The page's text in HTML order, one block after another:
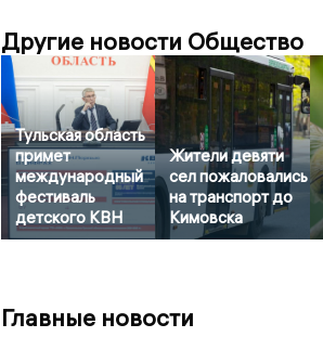
Другие новости Общество
Тульская область
примет
международный
фестиваль
детского КВН
Жители девяти
сел пожаловались
на транспорт до
Кимовска
Главные новости